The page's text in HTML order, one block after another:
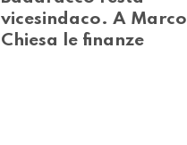
vicesindaco. A Marco
Chiesa le finanze